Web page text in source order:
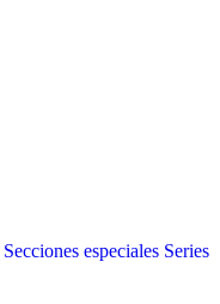
Secciones especiales Series